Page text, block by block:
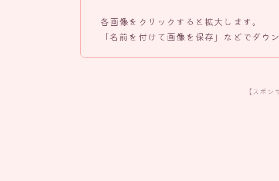
各画像をクリックすると拡大します。
「名前を付けて画像を保存」などでダウ
【スポン